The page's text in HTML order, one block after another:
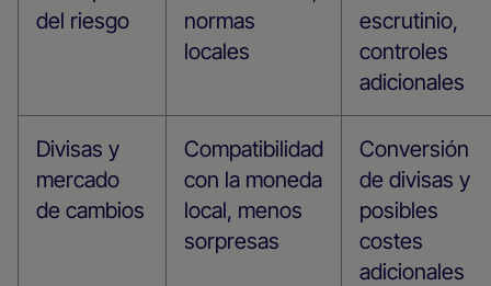
del riesgo
normas
locales
escrutinio,
controles
adicionales
Divisas y
mercado
de cambios
Compatibilidad
con la moneda
local, menos
sorpresas
Conversión
de divisas y
posibles
costes
adicionales